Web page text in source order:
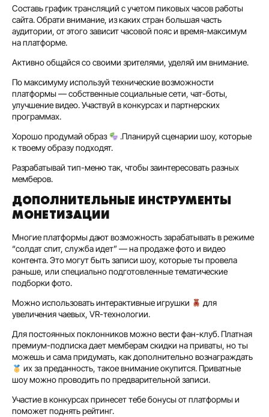
Составь график трансляций с учетом пиковых часов работы
сайта. Обрати внимание, из каких стран большая часть
аудитории, от этого зависит часовой пояс и время-максимум
на платформе.
Активно общайся со своими зрителями, уделяй им внимание.
По максимуму используй технические возможности
платформы — собственные социальные сети, чат-боты,
улучшение видео. Участвуй в конкурсах и партнерских
программах.
Хорошо продумай образ
.Планируй сценарии шоу, которые
к твоему образу подходят.
Разрабатывай тип-меню так, чтобы заинтересовать разных
мемберов.
ДОПОЛНИТЕЛЬНЫЕ ИНСТРУМЕНТЫ
МОНЕТИЗАЦИИ
Многие платформы дают возможность зарабатывать в режиме
“солдат спит, служба идет” — на продаже фото и видео
контента. Это могут быть записи шоу, которые ты провела
раньше, или специально подготовленные тематические
подборки фото.
Можно использовать интерактивные игрушки
для
увеличения чаевых, VR-технологии.
Для постоянных поклонников можно вести фан-клуб. Платная
премиум-подписка дает мемберам скидки на приваты, но ты
можешь и сама придумать, как дополнительно вознаграждать
их за преданность, такое внимание окупится. Приватные
шоу можно проводить по предварительной записи.
Участие в конкурсах принесет тебе бонусы от платформы и
поможет поднять рейтинг.